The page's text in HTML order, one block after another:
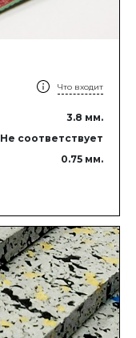
Что входит
3.8 мм.
Не соответствует
0.75 мм.